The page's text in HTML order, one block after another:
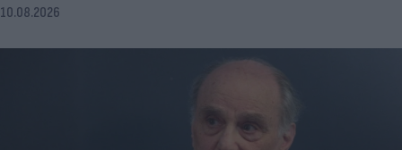
10.08.2026